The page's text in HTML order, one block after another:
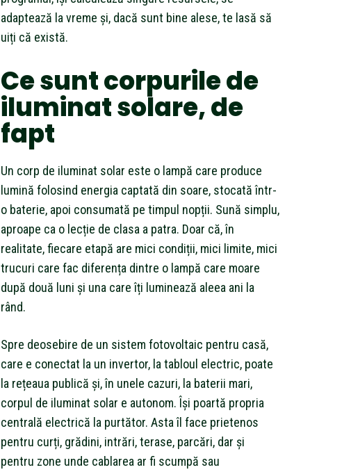
adaptează la vreme și, dacă sunt bine alese, te lasă să
uiți că există.
Ce sunt corpurile de
iluminat solare, de
fapt
Un corp de iluminat solar este o lampă care produce
lumină folosind energia captată din soare, stocată într-
o baterie, apoi consumată pe timpul nopții. Sună simplu,
aproape ca o lecție de clasa a patra. Doar că, în
realitate, fiecare etapă are mici condiții, mici limite, mici
trucuri care fac diferența dintre o lampă care moare
după două luni și una care îți luminează aleea ani la
rând.
Spre deosebire de un sistem fotovoltaic pentru casă,
care e conectat la un invertor, la tabloul electric, poate
la rețeaua publică și, în unele cazuri, la baterii mari,
corpul de iluminat solar e autonom. Își poartă propria
centrală electrică la purtător. Asta îl face prietenos
pentru curți, grădini, intrări, terase, parcări, dar și
pentru zone unde cablarea ar fi scumpă sau